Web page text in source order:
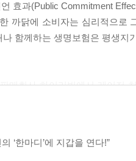
① 매복된 메시지 쓰기, ② 소
, ⑧ ‘또라이짓’, ⑨ 경품행사, ⑩
들 | Key Point
효과(Public Commitment
까닭에 소비자는 심리적으로
나 함께하는 생명보험은 평생지
매회사 하이리빙에서 레이저
최악이다. 이것은 오히려 고
끝내줍니다~!”
‘한마디’에 지갑을 연다!”